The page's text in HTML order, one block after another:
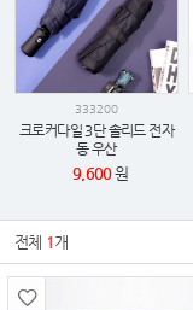
333200
크로커다일 3단 솔리드 전자
동 우산
9,600원
전체 1 개